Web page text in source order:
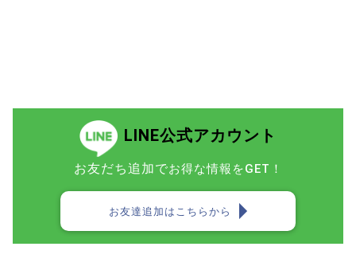
LINE公式アカウント
お友だち追加でお得な情報をGET！
お友達追加はこちらから